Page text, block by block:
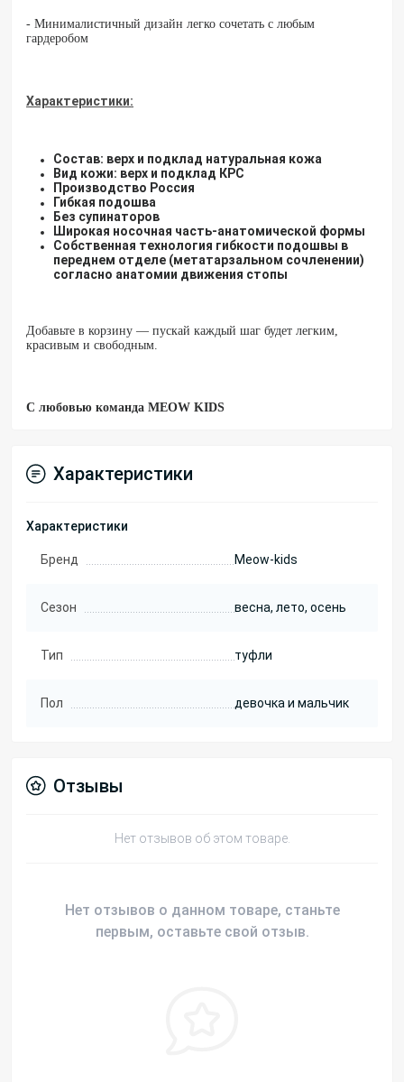
- Минималистичный дизайн легко сочетать с любым
гардеробом
Характеристики:
Состав: верх и подклад натуральная кожа
Вид кожи: верх и подклад КРС
Производство Россия
Гибкая подошва
Без супинаторов
Широкая носочная часть-анатомической формы
Собственная технология гибкости подошвы в
переднем отделе (метатарзальном сочленении)
согласно анатомии движения стопы
Добавьте в корзину — пускай каждый шаг будет легким,
красивым и свободным.
С любовью команда MEOW KIDS
Характеристики
Характеристики
Бренд Meow-kids
Сезон весна, лето, осень
Тип туфли
Пол девочка и мальчик
Отзывы
Нет отзывов об этом товаре.
Нет отзывов о данном товаре, станьте
первым, оставьте свой отзыв.